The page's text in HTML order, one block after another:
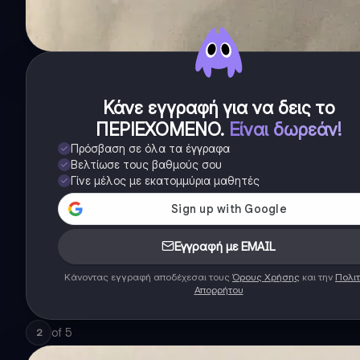
Κάνε εγγραφή για να δεις το
ΠΕΡΙΕΧΟΜΕΝΟ. Είναι δωρεάν!
Πρόσβαση σε όλα τα έγγραφα
Βελτίωσε τους βαθμούς σου
Γίνε μέλος με εκατομμύρια μαθητές
Εγγραφή με EMAIL
Κάνοντας εγγραφή αποδέχεσαι τους Όρους Χρήσης και την
Απορρήτου
2 of 5